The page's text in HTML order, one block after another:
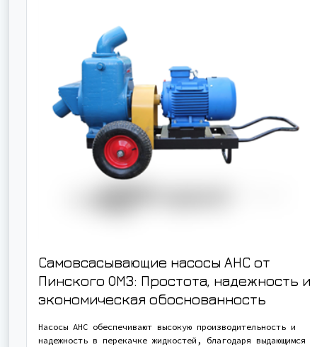
Самовсасывающие насосы АНС от
Пинского ОМЗ: Простота, надежность и
экономическая обоснованность
Насосы АНС обеспечивают высокую производительность и
надежность в перекачке жидкостей, благодаря выдающимся